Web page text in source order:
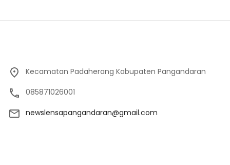
Kecamatan Padaherang Kabupaten Pangandaran
085871026001
newslensapangandaran@gmail.com